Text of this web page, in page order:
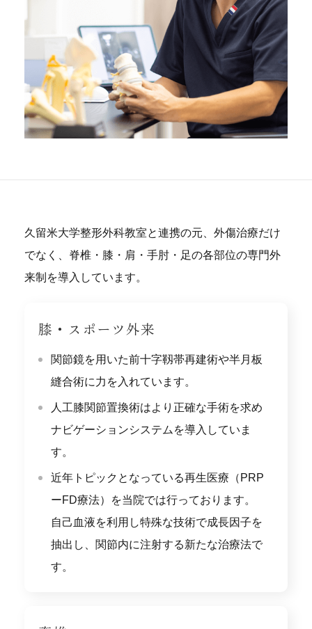
久留米大学整形外科教室と連携の元、外傷治療だけ
でなく、脊椎・膝・肩・手肘・足の各部位の専門外
来制を導入しています。
膝・スポーツ外来
関節鏡を用いた前十字靱帯再建術や半月板
縫合術に力を入れています。
人工膝関節置換術はより正確な手術を求め
ナビゲーションシステムを導入していま
す。
近年トピックとなっている再生医療（PRP
ーFD療法）を当院では行っております。
自己血液を利用し特殊な技術で成長因子を
抽出し、関節内に注射する新たな治療法で
す。